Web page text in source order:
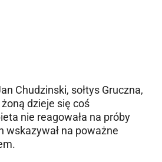
Chudzinski, sołtys Gruczna,
dzieje się coś
nie reagowała na próby
wskazywał na poważne